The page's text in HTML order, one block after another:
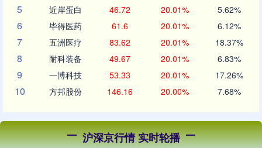
5 近岸蛋白 46.72 20.01% 5.62%
6 毕得医药 61.6 20.01% 6.12%
7 五洲医疗 83.62 20.01% 18.37%
8 耐科装备 49.67 20.01% 6.83%
9 一博科技 53.33 20.01% 17.26%
10 方邦股份 146.16 20.00% 7.68%
沪深京行情 实时轮播